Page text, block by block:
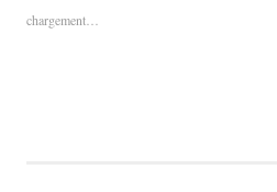
chargement…